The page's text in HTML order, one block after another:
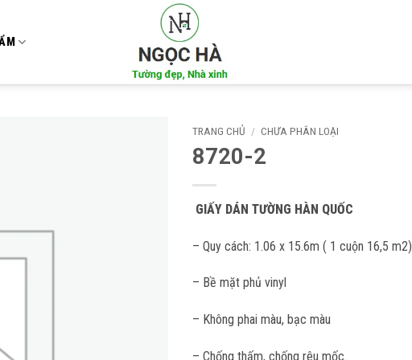
TRANG CHỦ / CHƯA PHÂN LOẠI
8720-2
GIẤY DÁN TƯỜNG HÀN QUỐC
– Quy cách: 1.06 x 15.6m ( 1 cuộn 16,5 m2)
– Bề mặt phủ vinyl
– Không phai màu, bạc màu
– Chống thấm, chống rêu mốc.